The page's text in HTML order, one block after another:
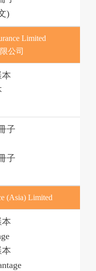
)
Limited
公司
(Asia) Limited